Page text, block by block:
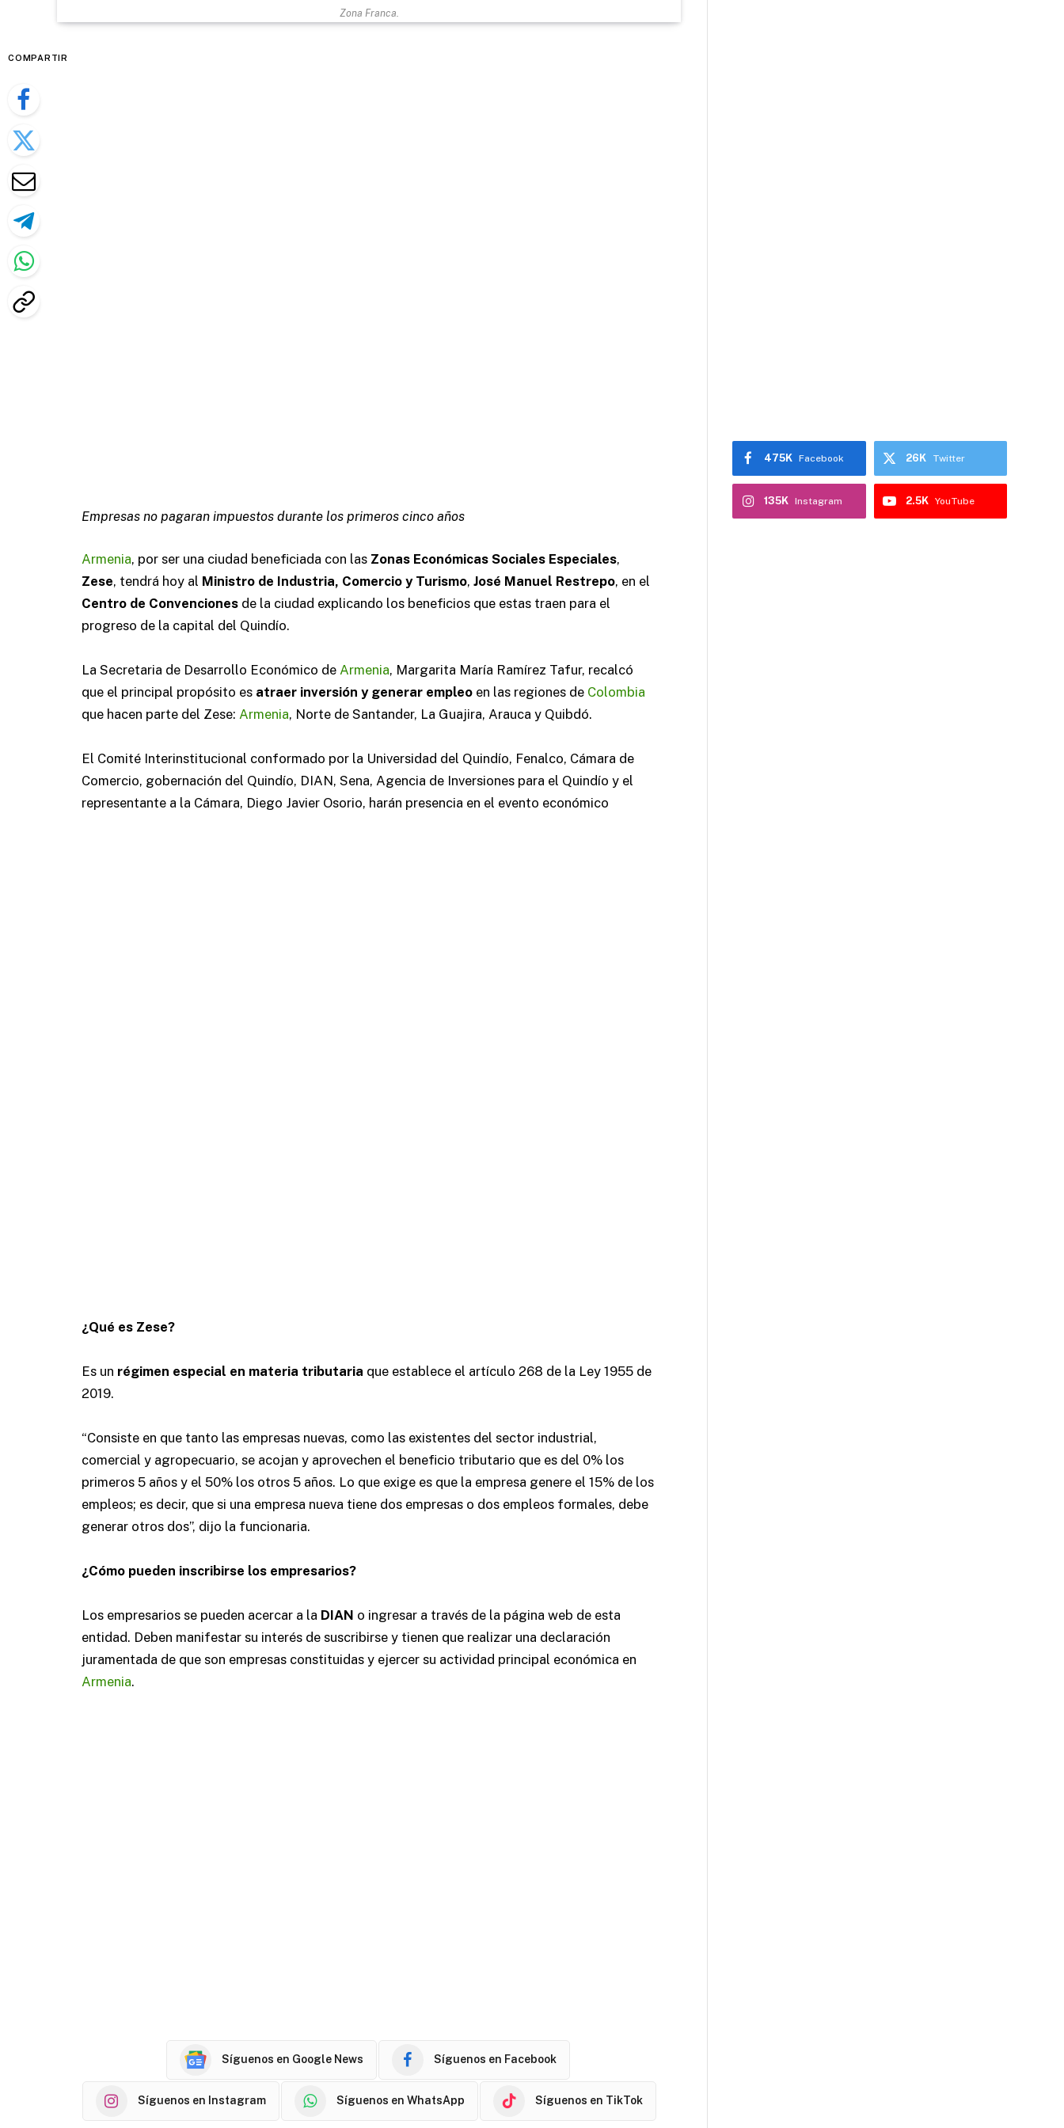
Zona Franca.
COMPARTIR
Empresas no pagaran impuestos durante los primeros cinco años
Armenia, por ser una ciudad beneficiada con las Zonas Económicas Sociales Especiales,
Zese, tendrá hoy al Ministro de Industria, Comercio y Turismo, José Manuel Restrepo, en el
Centro de Convenciones de la ciudad explicando los beneficios que estas traen para el
progreso de la capital del Quindío.
La Secretaria de Desarrollo Económico de Armenia, Margarita María Ramírez Tafur, recalcó
que el principal propósito es atraer inversión y generar empleo en las regiones de Colombia
que hacen parte del Zese: Armenia, Norte de Santander, La Guajira, Arauca y Quibdó.
El Comité Interinstitucional conformado por la Universidad del Quindío, Fenalco, Cámara de
Comercio, gobernación del Quindío, DIAN, Sena, Agencia de Inversiones para el Quindío y el
representante a la Cámara, Diego Javier Osorio, harán presencia en el evento económico
¿Qué es Zese?
Es un régimen especial en materia tributaria que establece el artículo 268 de la Ley 1955 de
2019.
“Consiste en que tanto las empresas nuevas, como las existentes del sector industrial,
comercial y agropecuario, se acojan y aprovechen el beneficio tributario que es del 0% los
primeros 5 años y el 50% los otros 5 años. Lo que exige es que la empresa genere el 15% de los
empleos; es decir, que si una empresa nueva tiene dos empresas o dos empleos formales, debe
generar otros dos”, dijo la funcionaria.
¿Cómo pueden inscribirse los empresarios?
Los empresarios se pueden acercar a la DIAN o ingresar a través de la página web de esta
entidad. Deben manifestar su interés de suscribirse y tienen que realizar una declaración
juramentada de que son empresas constituidas y ejercer su actividad principal económica en
Armenia.
Síguenos en Google News Síguenos en Facebook
Síguenos en Instagram Síguenos en WhatsApp Síguenos en TikTok
Facebook
475K Twitter
26K
Instagram
135K YouTube
2.5K